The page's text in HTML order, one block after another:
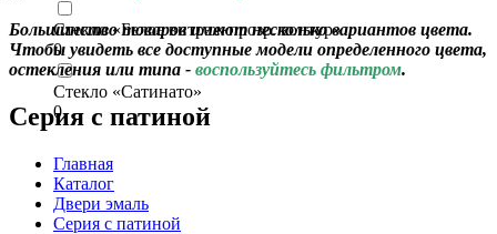
Стекло «Белое витраж прозр. контур»
0
Стекло «Сатинато»
0
Большинство товаров имеют несколько вариантов цвета.
Чтобы увидеть все доступные модели определенного цвета,
остекления или типа - воспользуйтесь фильтром.
Серия с патиной
Главная
Каталог
Двери эмаль
Серия с патиной